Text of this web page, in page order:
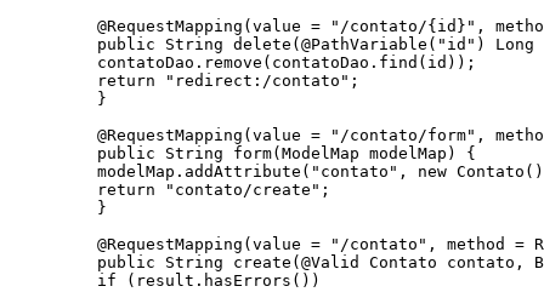
@RequestMapping(value = "/contato/{id}",
public String delete(@PathVariable("id")
contatoDao.remove(contatoDao.find(id));
return "redirect:/contato";
}
@RequestMapping(value = "/contato/form",
public String form(ModelMap modelMap) {
modelMap.addAttribute("contato", new
return "contato/create";
}
@RequestMapping(value = "/contato", method =
public String create(@Valid Contato contato,
if (result.hasErrors())